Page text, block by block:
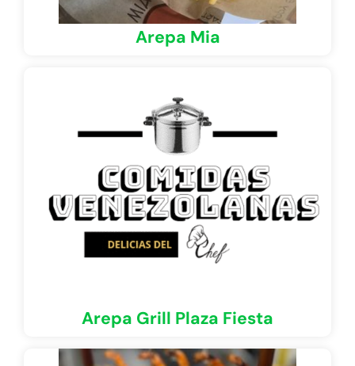
Arepa Mia
Arepa Grill Plaza Fiesta